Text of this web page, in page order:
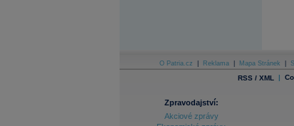
O Patria.cz Reklama Mapa Stránek
RSS / XML |
Zpravodajství:
Akciové zprávy